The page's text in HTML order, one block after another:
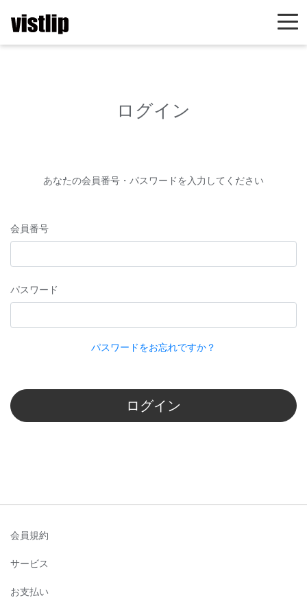
ログイン
あなたの会員番号・パスワードを入力してください
会員番号
パスワード
パスワードをお忘れですか？
ログイン
会員規約
サービス
お支払い